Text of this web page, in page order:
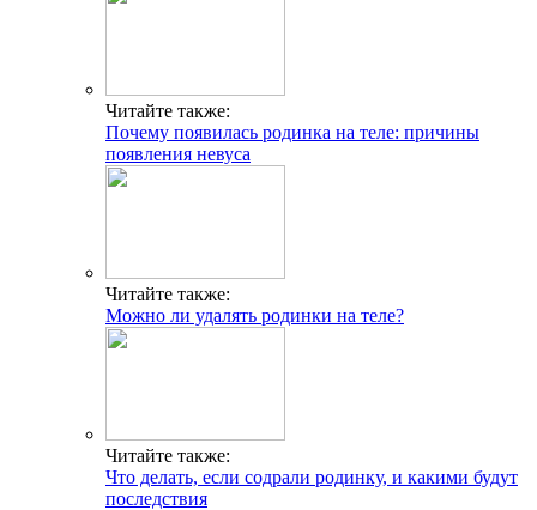
Читайте также:
Почему появилась родинка на теле: причины
появления невуса
Читайте также:
Можно ли удалять родинки на теле?
Читайте также:
Что делать, если содрали родинку, и какими будут
последствия